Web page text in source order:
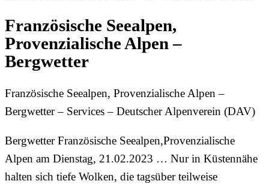
Französische Seealpen,
Provenzialische Alpen –
Bergwetter
Französische Seealpen, Provenzialische Alpen –
Bergwetter – Services – Deutscher Alpenverein (DAV)
Bergwetter Französische Seealpen,Provenzialische
Alpen am Dienstag, 21.02.2023 … Nur in Küstennähe
halten sich tiefe Wolken, die tagsüber teilweise